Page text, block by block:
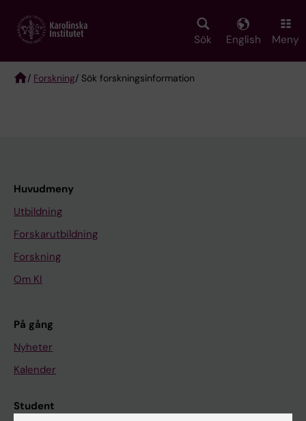
main
Sök English Meny
/ Forskning/ Sök forskningsinformation
Huvudmeny
Utbildning
Forskarutbildning
Forskning
Om KI
På gång
Nyheter
Kalender
Student